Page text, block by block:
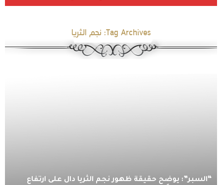
Tag Archives: نجم الثريا
“السبر”: يوضح حقيقة ظهور نجم الثريا دال على ارتفاع